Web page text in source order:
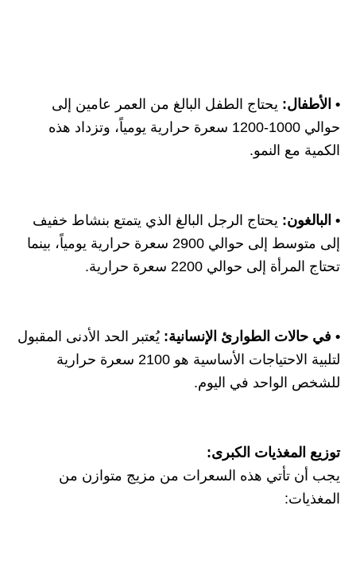
• الأطفال:يحتاج الطفل البالغ من العمر عامين إلى
حوالي 1000-1200 سعرة حرارية يومياً، وتزداد هذه
الكمية مع النمو.
• البالغون:يحتاج الرجل البالغ الذي يتمتع بنشاط خفيف
إلى متوسط إلى حوالي 2900 سعرة حرارية يومياً، بينما
تحتاج المرأة إلى حوالي 2200 سعرة حرارية.
• في حالات الطوارئ الإنسانية:يُعتبر الحد الأدنى المقبول
لتلبية الاحتياجات الأساسية هو 2100 سعرة حرارية
للشخص الواحد في اليوم.
توزيع المغذيات الكبرى:
يجب أن تأتي هذه السعرات من مزيج متوازن من
المغذيات: